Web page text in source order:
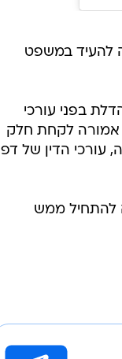
להעיד במשפט
בפני עורכי
אמורה לקחת חלק
עורכי הדין של דפ
להתחיל ממש